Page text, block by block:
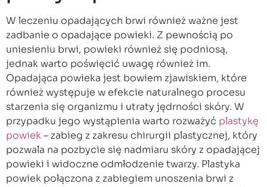
W leczeniu opadających brwi również ważne jest
zadbanie o opadające powieki. Z pewnością po
uniesieniu brwi, powieki również się podniosą,
jednak warto poświęcić uwagę również im.
Opadająca powieka jest bowiem zjawiskiem, które
również występuje w efekcie naturalnego procesu
starzenia się organizmu i utraty jędrności skóry. W
przypadku jego wystąpienia warto rozważyć plastykę
powiek– zabieg z zakresu chirurgii plastycznej, który
pozwala na pozbycie się nadmiaru skóry z opadającej
powieki i widoczne odmłodzenie twarzy. Plastyka
powiek połączona z zabiegiem unoszenia brwi z